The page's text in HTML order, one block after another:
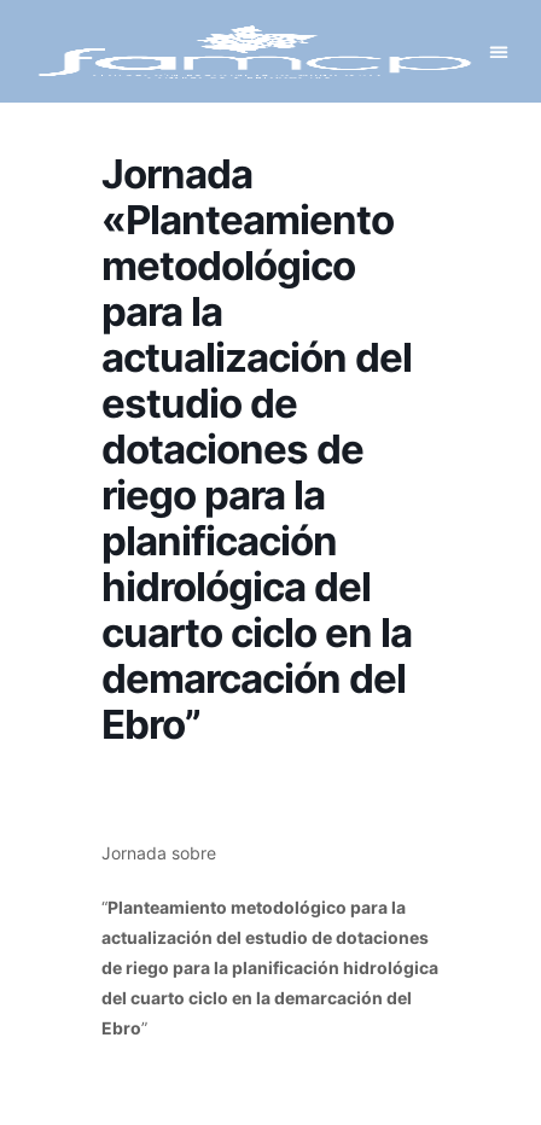
Jornada
«Planteamiento
metodológico
para la
actualización del
estudio de
dotaciones de
riego para la
planificación
hidrológica del
cuarto ciclo en la
demarcación del
Ebro”
Jornada sobre
“Planteamiento metodológico para la
actualización del estudio de dotaciones
de riego para la planificación hidrológica
del cuarto ciclo en la demarcación del
Ebro”